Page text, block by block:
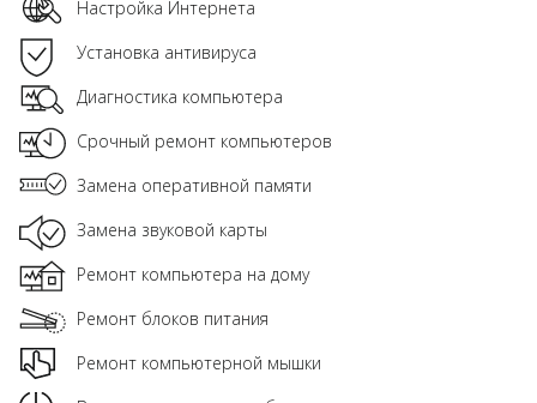
Настройка Интернета
Установка антивируса
Диагностика компьютера
Срочный ремонт компьютеров
Замена оперативной памяти
Замена звуковой карты
Ремонт компьютера на дому
Ремонт блоков питания
Ремонт компьютерной мышки